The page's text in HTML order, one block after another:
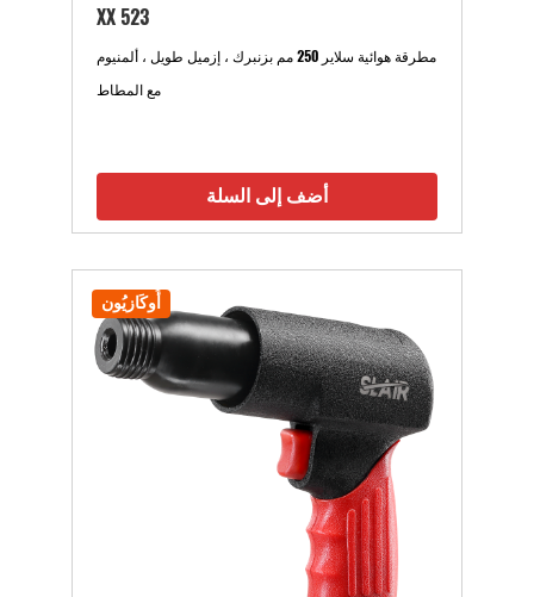
XX 523
مطرقة هوائية سلاير 250 مم بزنبرك ، إزميل طويل ، ألمنيوم
مع المطاط
أضف إلى السلة
أُوكَازيُون